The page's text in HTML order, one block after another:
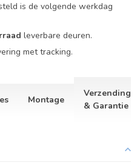
is de volgende werkdag
leverbare deuren.
met tracking.
Montage
Verzending
& Garantie